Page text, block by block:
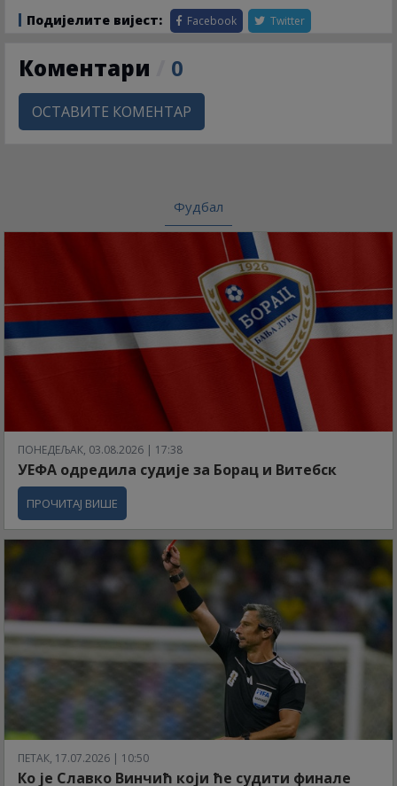
Подијелите вијест: Facebook Twitter
Коментари 0
ОСТАВИТЕ КОМЕНТАР
Фудбал
ПОНЕДЕЉАК, 03.08.2026 | 17:38
УЕФА одредила судије за Борац и Витебск
ПРОЧИТАЈ ВИШЕ
ПЕТАК, 17.07.2026 | 10:50
Ко је Славко Винчић који ће судити финале